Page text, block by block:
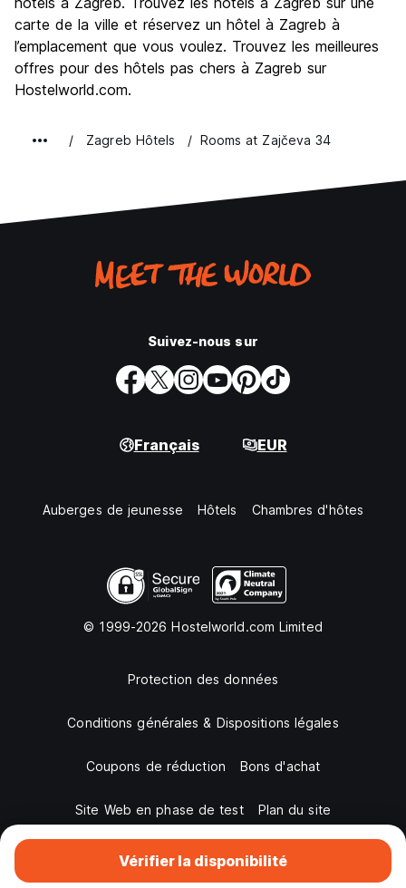
Vérifier la disponibilité
Bonnes affaires
8.5
carte de la ville et réservez un hôtel à Zagreb à
l’emplacement que vous voulez. Trouvez les meilleures
offres pour des hôtels pas chers à Zagreb sur
Hostelworld.com.
Zagreb Hôtels Rooms at Zajčeva 34
Suivez-nous sur
Français EUR
Auberges de jeunesse Hôtels Chambres d'hôtes
© 1999-2026 Hostelworld.com Limited
Protection des données
Conditions générales & Dispositions légales
Coupons de réduction Bons d'achat
Site Web en phase de test Plan du site